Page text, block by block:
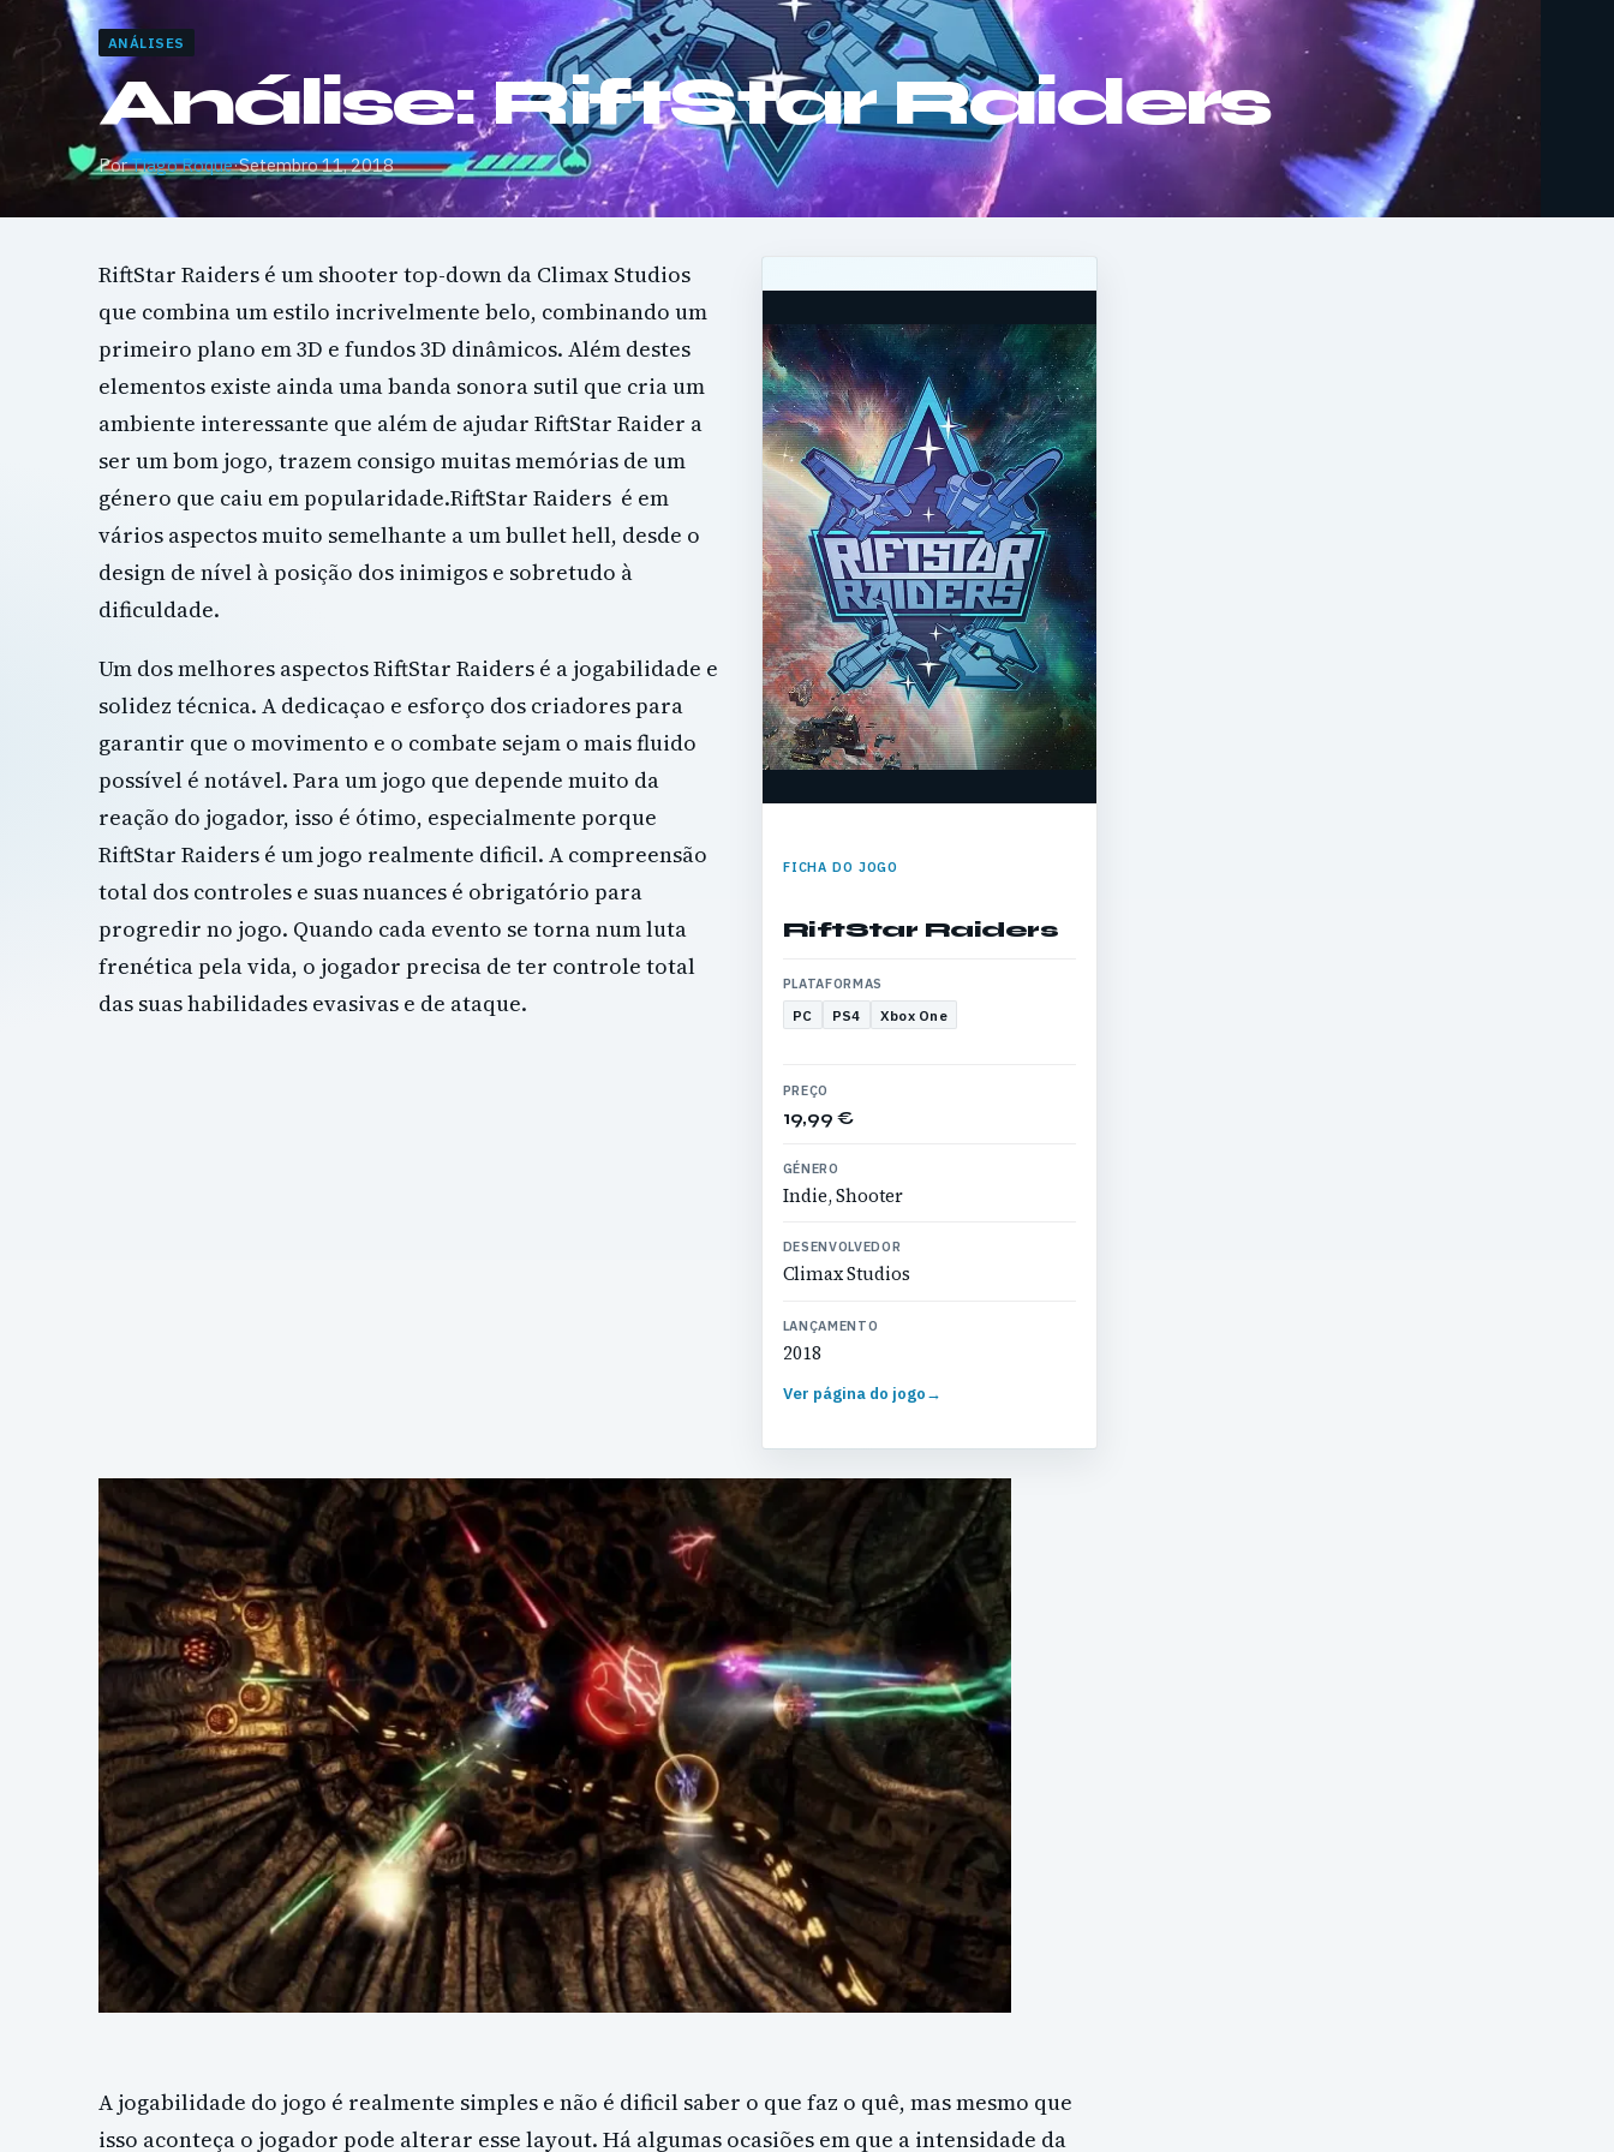
ANÁLISES
Análise: RiftStar Raiders
PorTiago Roque·Setembro 11, 2018
FICHA DO JOGO
RiftStar Raiders
PLATAFORMAS
PC PS4 Xbox One
PREÇO
19,99 €
GÉNERO
Indie, Shooter
DESENVOLVEDOR
Climax Studios
LANÇAMENTO
2018
Ver página do jogo→
RiftStar Raiders é um shooter top-down da Climax Studios
que combina um estilo incrivelmente belo, combinando um
primeiro plano em 3D e fundos 3D dinâmicos. Além destes
elementos existe ainda uma banda sonora sutil que cria um
ambiente interessante que além de ajudar RiftStar Raider a
ser um bom jogo, trazem consigo muitas memórias de um
género que caiu em popularidade.RiftStar Raiders é em
vários aspectos muito semelhante a um bullet hell, desde o
design de nível à posição dos inimigos e sobretudo à
dificuldade.
Um dos melhores aspectos RiftStar Raiders é a jogabilidade e
solidez técnica. A dedicaçao e esforço dos criadores para
garantir que o movimento e o combate sejam o mais fluido
possível é notável. Para um jogo que depende muito da
reação do jogador, isso é ótimo, especialmente porque
RiftStar Raiders é um jogo realmente dificil. A compreensão
total dos controles e suas nuances é obrigatório para
progredir no jogo. Quando cada evento se torna num luta
frenética pela vida, o jogador precisa de ter controle total
das suas habilidades evasivas e de ataque.
A jogabilidade do jogo é realmente simples e não é dificil saber o que faz o quê, mas mesmo que
isso aconteça o jogador pode alterar esse layout. Há algumas ocasiões em que a intensidade da